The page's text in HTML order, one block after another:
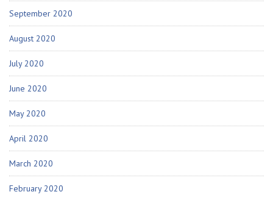
September 2020
August 2020
July 2020
June 2020
May 2020
April 2020
March 2020
February 2020